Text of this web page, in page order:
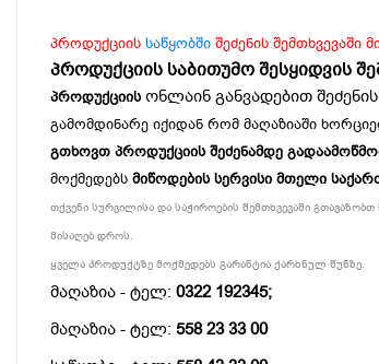
პროდუქციის საწყობში შეძენის შემთხვევაში
პროდუქციის საბითუმო შესყიდვის
პროდუქციის ონლაინ განვადებით
გამომდინარე იქიდან რომ მაღაზიაში
გთხოვთ პროდუქციის შეძენამდე
მოქმედებს მიწოდების სერვისი მთელი
თქვენი სურვილისა და საჭიროების შემთხვევაში
მისაღებ დროს.
ყველა პროდუქტზე მოქმედებს გარანტია ქარხნულ წუნზე.
მაღაზია - ტელ: 0322 192345;
მაღაზია - ტელ: 558 23 33 00